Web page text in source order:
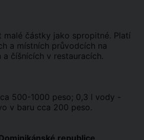
malé částky jako spropitné. Platí
a místních průvodcích na
číšnících v restauracích.
500-1000 peso; 0,3 l vody -
v baru cca 200 peso.
republice